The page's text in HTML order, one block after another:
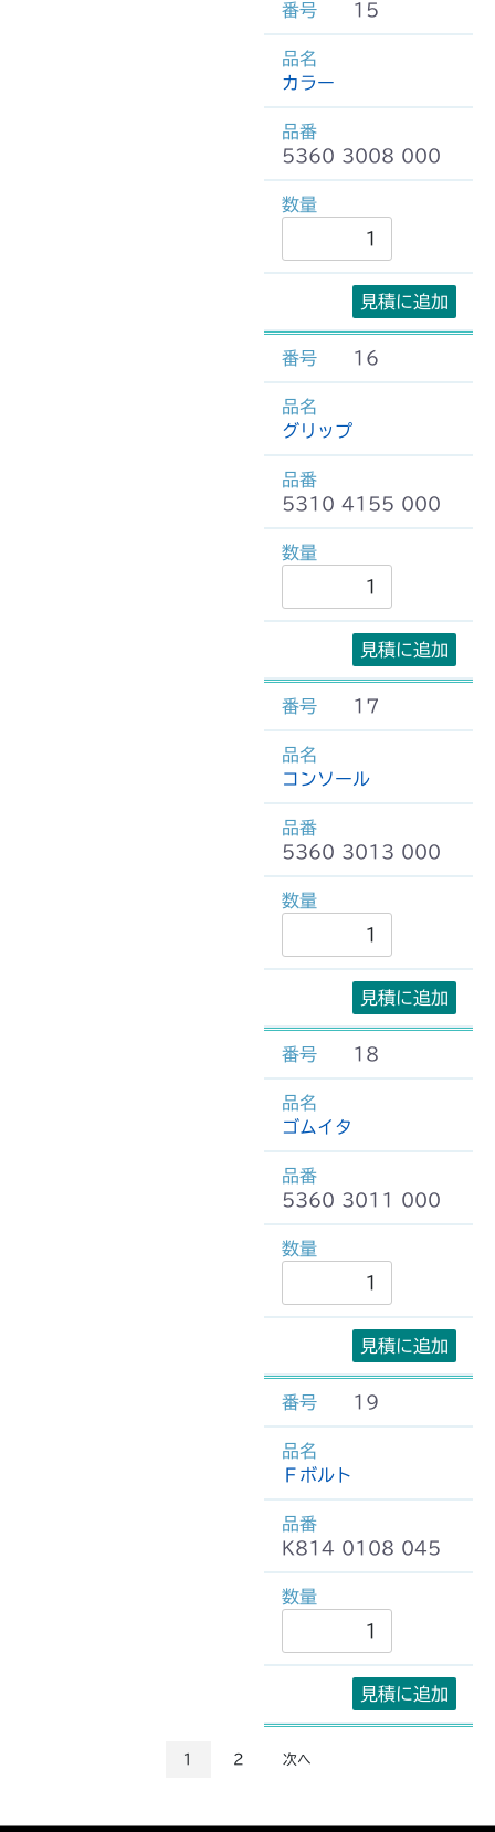
15
カラー
5360 3008 000
見積に追加
16
グリップ
5310 4155 000
見積に追加
17
コンソール
5360 3013 000
見積に追加
18
ゴムイタ
5360 3011 000
見積に追加
19
Ｆボルト
K814 0108 045
見積に追加
1 2 次へ